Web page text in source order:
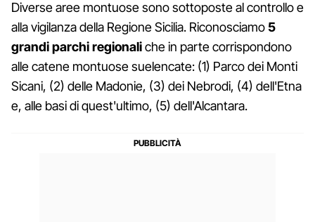
Diverse aree montuose sono sottoposte al controllo e
alla vigilanza della Regione Sicilia. Riconosciamo 5
grandi parchi regionaliche in parte corrispondono
alle catene montuose suelencate: (1) Parco dei Monti
Sicani, (2) delle Madonie, (3) dei Nebrodi, (4) dell'Etna
e, alle basi di quest'ultimo, (5) dell'Alcantara.